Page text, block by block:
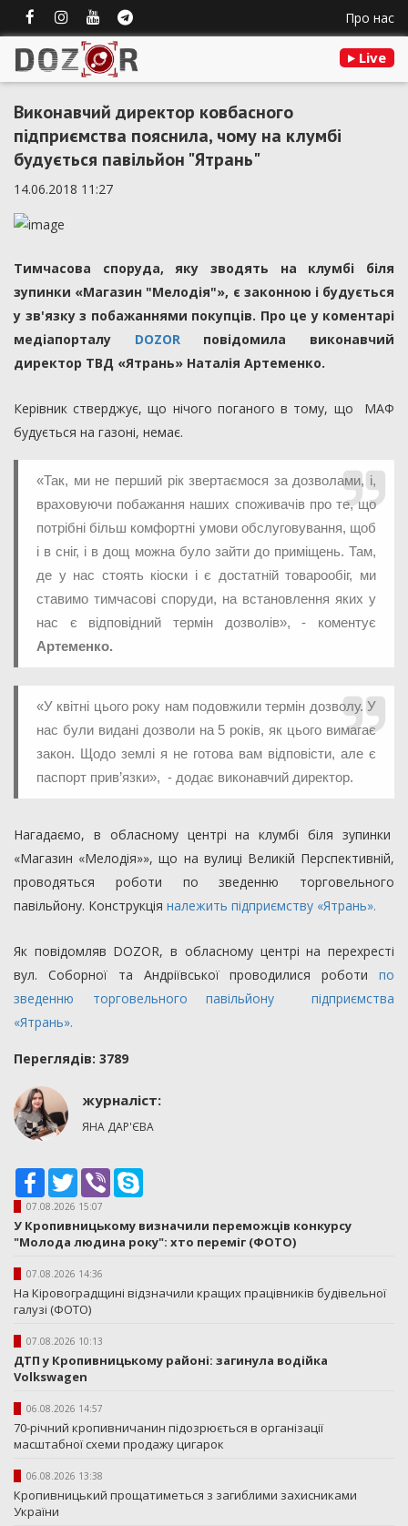
Про нас
Live
Виконавчий директор ковбасного
підприємства пояснила, чому на клумбі
будується павільйон "Ятрань"
14.06.2018 11:27
Тимчасова споруда, яку зводять на клумбі біля
зупинки «Магазин "Мелодія"», є законною і будується
у зв'язку з побажаннями покупців. Про це у коментарі
медіапорталу DOZORповідомила виконавчий
директор ТВД «Ятрань» Наталія Артеменко.
Керівник стверджує, що нічого поганого в тому, що МАФ
будується на газоні, немає.
«Так, ми не перший рік звертаємося за дозволами, і,
враховуючи побажання наших споживачів про те, що
потрібні більш комфортні умови обслуговування, щоб
і в сніг, і в дощ можна було зайти до приміщень. Там,
де у нас стоять кіоски і є достатній товарообіг, ми
ставимо тимчасові споруди, на встановлення яких у
нас є відповідний термін дозволів», - коментує
Артеменко.
«У квітні цього року нам подовжили термін дозволу. У
нас були видані дозволи на 5 років, як цього вимагає
закон. Щодо землі я не готова вам відповісти, але є
паспорт прив’язки», - додає виконавчий директор.
Нагадаємо, в обласному центрі на клумбі біля зупинки
«Магазин «Мелодія»», що на вулиці Великій Перспективній,
проводяться роботи по зведенню торговельного
павільйону. Конструкція належить підприємству «Ятрань».
Як повідомляв DOZOR, в обласному центрі на перехресті
вул. Соборної та Андріївської проводилися роботи по
зведенню торговельного павільйону підприємства
«Ятрань».
Переглядiв: 3789
журналіст:
ЯНА ДАР'ЄВА
Facebook
TwitterViber
07.08.2026 15:07
У Кропивницькому визначили переможців конкурсу
"Молода людина року": хто переміг (ФОТО)
07.08.2026 14:36
На Кіровоградщині відзначили кращих працівників будівельної
галузі (ФОТО)
07.08.2026 10:13
ДТП у Кропивницькому районі: загинула водійка
Volkswagen
06.08.2026 14:57
70-річний кропивничанин підозрюється в організації
масштабної схеми продажу цигарок
06.08.2026 13:38
Кропивницький прощатиметься з загиблими захисниками
України